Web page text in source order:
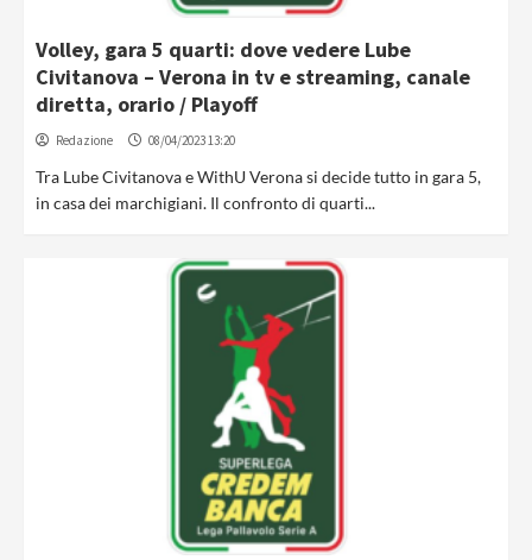
Volley, gara 5 quarti: dove vedere Lube
Civitanova – Verona in tv e streaming, canale
diretta, orario / Playoff
Redazione 08/04/2023 13:20
Tra Lube Civitanova e WithU Verona si decide tutto in gara 5,
in casa dei marchigiani. Il confronto di quarti...